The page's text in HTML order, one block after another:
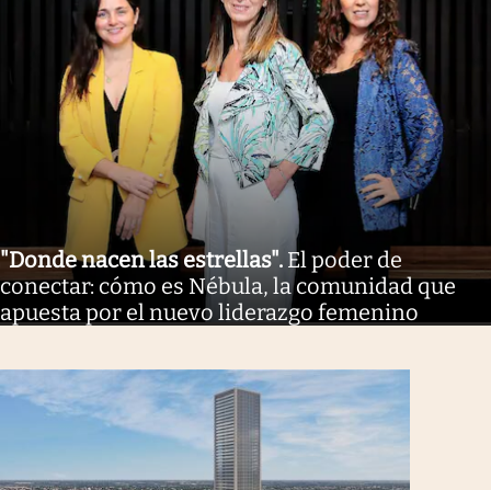
"Donde nacen las estrellas". El poder de
conectar: cómo es Nébula, la comunidad que
apuesta por el nuevo liderazgo femenino